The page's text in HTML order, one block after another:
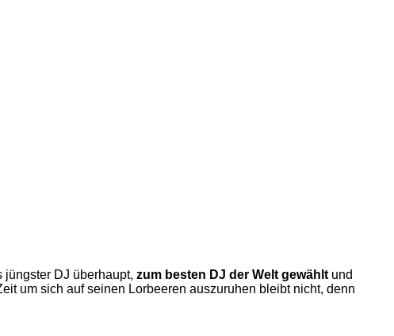
jüngster DJ überhaupt, zum besten DJ der Welt gewählt und
um sich auf seinen Lorbeeren auszuruhen bleibt nicht, denn